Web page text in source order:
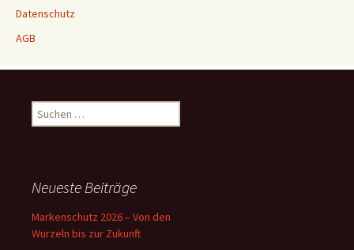
Datenschutz
AGB
Suchen
nach:
Neueste Beiträge
Markenschutz 2026 – Von den
Wurzeln bis zur Zukunft